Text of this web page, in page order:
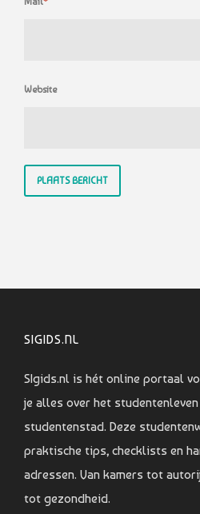
Website
SIGIDS.NL
SIgids.nl is hét online portaal
je alles over het studentenleven
studentenstad. Deze
praktische tips, checklists en
adressen. Van kamers tot
tot gezondheid.